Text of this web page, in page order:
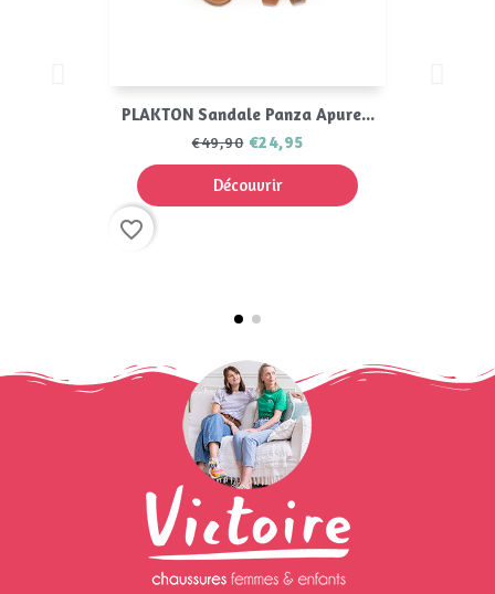
PLAKTON Sandale Panza Apure...
€49,90 €24,95
Découvrir
favorite_border